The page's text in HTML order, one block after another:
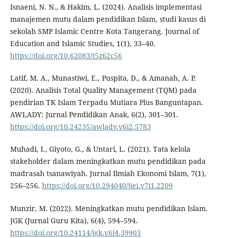
Isnaeni, N. N., & Hakim, L. (2024). Analisis implementasi
manajemen mutu dalam pendidikan Islam, studi kasus di
sekolah SMP Islamic Centre Kota Tangerang. Journal of
Education and Islamic Studies, 1(1), 33–40.
https://doi.org/10.62083/t5z62c56
Latif, M. A., Munastiwi, E., Puspita, D., & Amanah, A. P.
(2020). Analisis Total Quality Management (TQM) pada
pendirian TK Islam Terpadu Mutiara Plus Banguntapan.
AWLADY: Jurnal Pendidikan Anak, 6(2), 301–301.
https://doi.org/10.24235/awlady.v6i2.5783
Muhadi, I., Giyoto, G., & Untari, L. (2021). Tata kelola
stakeholder dalam meningkatkan mutu pendidikan pada
madrasah tsanawiyah. Jurnal Ilmiah Ekonomi Islam, 7(1),
256–256. https://doi.org/10.294040/jiei.v7i1.2209
Munzir, M. (2022). Meningkatkan mutu pendidikan Islam.
JGK (Jurnal Guru Kita), 6(4), 594–594.
https://doi.org/10.24114/jgk.v6i4.39903